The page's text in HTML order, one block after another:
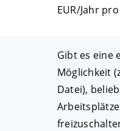
EUR/Jahr
Gibt es eine
Möglichkeit
Datei),